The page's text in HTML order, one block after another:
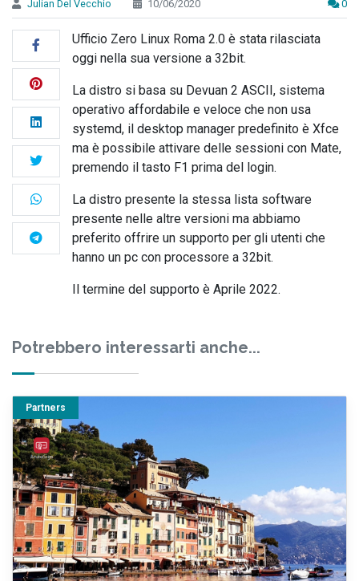
Julian Del Vecchio 10/06/2020 0
Ufficio Zero Linux Roma 2.0 è stata rilasciata
oggi nella sua versione a 32bit.
La distro si basa su Devuan 2 ASCII, sistema
operativo affordabile e veloce che non usa
systemd, il desktop manager predefinito è Xfce
ma è possibile attivare delle sessioni con Mate,
premendo il tasto F1 prima del login.
La distro presente la stessa lista software
presente nelle altre versioni ma abbiamo
preferito offrire un supporto per gli utenti che
hanno un pc con processore a 32bit.
Il termine del supporto è Aprile 2022.
Potrebbero interessarti anche...
Partners